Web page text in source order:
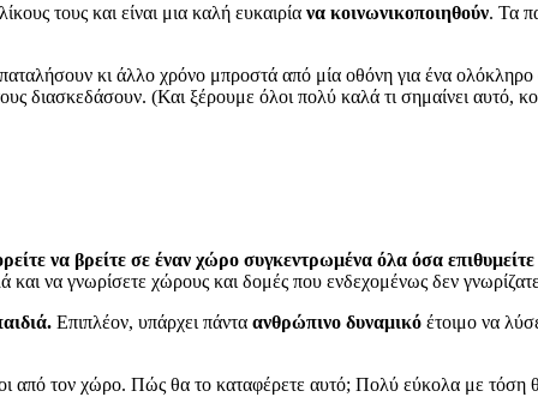
τους και είναι μια καλή ευκαιρία να κοινωνικοποιηθούν. Τα
κι άλλο χρόνο μπροστά από μία οθόνη για ένα
διασκεδάσουν. (Και ξέρουμε όλοι πολύ καλά τι σημαίνει αυτό,
να βρείτε σε έναν χώρο συγκεντρωμένα όλα όσα επιθυμείτε
να γνωρίσετε χώρους και δομές που ενδεχομένως δεν
Επιπλέον, υπάρχει πάντα ανθρώπινο δυναμικό έτοιμο να
από τον χώρο. Πώς θα το καταφέρετε αυτό; Πολύ εύκολα με τόση